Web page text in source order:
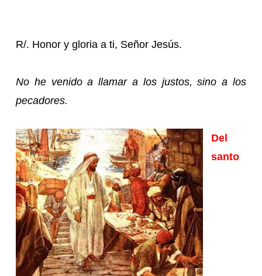
R/. Honor y gloria a ti, Señor Jesús.
No he venido a llamar a los justos, sino a los
pecadores.
Del
santo